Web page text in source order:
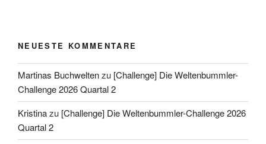
NEUESTE KOMMENTARE
Martinas Buchweltenzu [Challenge] Die Weltenbummler-
Challenge 2026 Quartal 2
Kristinazu [Challenge] Die Weltenbummler-Challenge 2026
Quartal 2